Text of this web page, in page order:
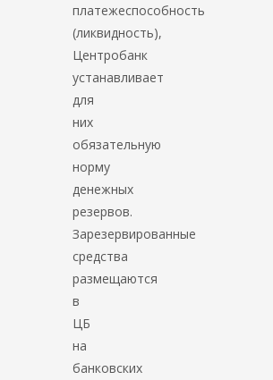
платежеспособность
(ликвидность),
Центробанк
устанавливает
для
них
обязательную
норму
денежных
резервов.
Зарезервированные
средства
размещаются
в
ЦБ
на
банковских